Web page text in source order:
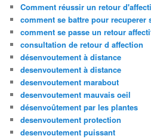
Comment réussir un retour
comment se battre pour recuperer
comment se passe un retour
consultation de retour d affection
désenvoutement à distance
desenvoutement à distance
desenvoutement marabout
desenvoutement mauvais oeil
désenvoûtement par les plantes
desenvoutement protection
desenvoutement puissant